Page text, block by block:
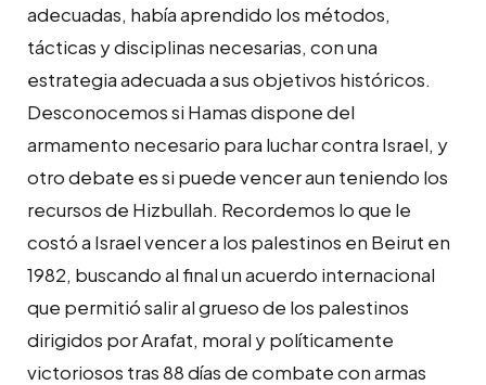
adecuadas, había aprendido los métodos,
tácticas y disciplinas necesarias, con una
estrategia adecuada a sus objetivos históricos.
Desconocemos si Hamas dispone del
armamento necesario para luchar contra Israel, y
otro debate es si puede vencer aun teniendo los
recursos de Hizbullah. Recordemos lo que le
costó a Israel vencer a los palestinos en Beirut en
1982, buscando al final un acuerdo internacional
que permitió salir al grueso de los palestinos
dirigidos por Arafat, moral y políticamente
victoriosos tras 88 días de combate con armas